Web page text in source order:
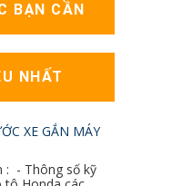
BẠN CẦN
NHẤT
XE GẮN MÁY
: - Thông số kỹ